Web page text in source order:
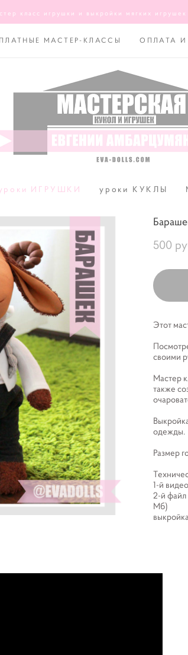
класс игрушки и выкройки мягких
МАСТЕР-КЛАССЫ ОПЛАТА
ИГРУШКИ уроки КУКЛЫ
500
Этот
своими
Мастер
также
одежды.
Размер
1-й
2-й
Мб)